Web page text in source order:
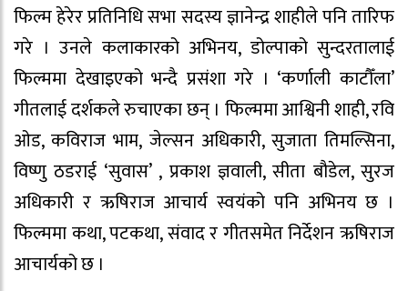
फिल्म हेरेर प्रतिनिधि सभा सदस्य ज्ञानेन्द्र शाहीले पनि तारिफ
गरे । उनले कलाकारको अभिनय, डोल्पाको सुन्दरतालाई
फिल्ममा देखाइएको भन्दै प्रसंशा गरे । ‘कर्णाली काटौँला’
गीतलाई दर्शकले रुचाएका छन् । फिल्ममा आश्विनी शाही, रवि
ओड, कविराज भाम, जेल्सन अधिकारी, सुजाता तिमल्सिना,
विष्णु ठडराई ‘सुवास’ , प्रकाश ज्ञवाली, सीता बौडेल, सुरज
अधिकारी र ऋषिराज आचार्य स्वयंको पनि अभिनय छ ।
फिल्ममा कथा, पटकथा, संवाद र गीतसमेत निर्देशन ऋषिराज
आचार्यको छ ।